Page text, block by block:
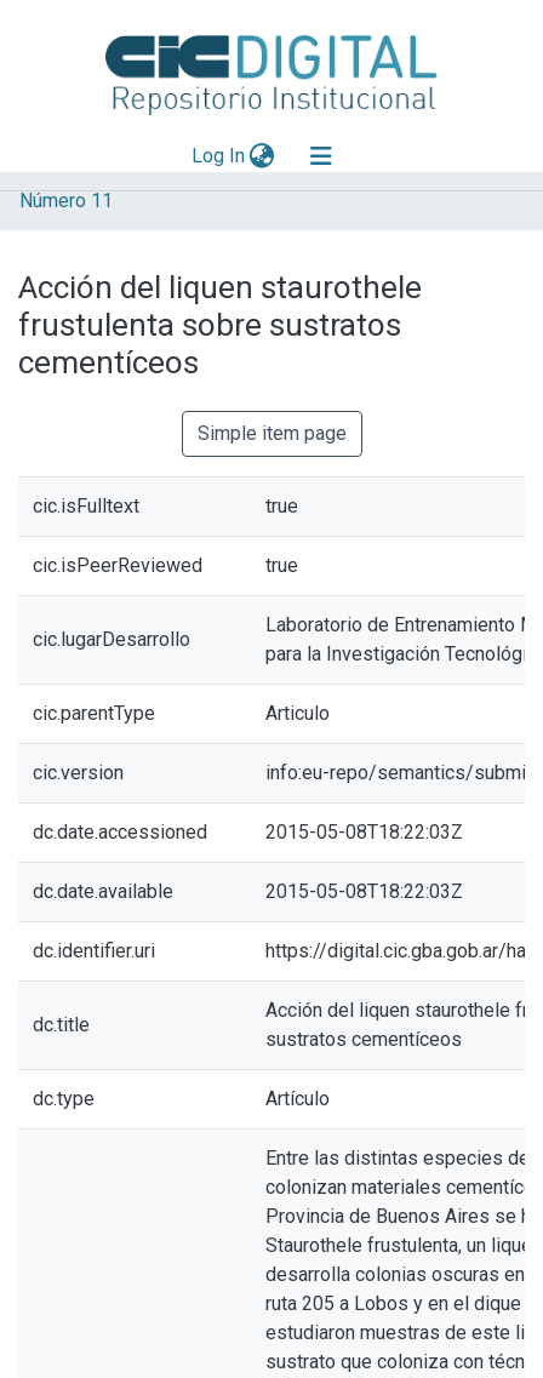
Log In(current)
Explorar
Aportar material
Número 11
Acción del liquen staurothele
frustulenta sobre sustratos
cementíceos
Simple item page
cic.isFulltext true
cic.isPeerReviewed true
cic.lugarDesarrollo
Laboratorio de Entrenamiento
para la Investigación
cic.parentType Articulo
cic.version info:eu-repo/semantics/
dc.date.accessioned 2015-05-08T18:22:03Z
dc.date.available 2015-05-08T18:22:03Z
dc.identifier.uri https://digital.cic.gba.gob.ar/
dc.title
Acción del liquen staurothele
sustratos cementíceos
dc.type Artículo
Entre las distintas especies de
colonizan materiales
Provincia de Buenos Aires se
Staurothele frustulenta, un
desarrolla colonias oscuras en
ruta 205 a Lobos y en el dique
estudiaron muestras de este
sustrato que coloniza con